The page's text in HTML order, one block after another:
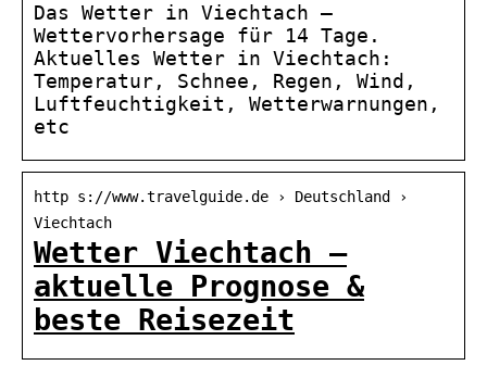
Das Wetter in Viechtach –
Wettervorhersage für 14 Tage.
Aktuelles Wetter in Viechtach:
Temperatur, Schnee, Regen, Wind,
Luftfeuchtigkeit, Wetterwarnungen,
etc
http s://www.travelguide.de › Deutschland ›
Viechtach
Wetter Viechtach –
aktuelle Prognose &
beste Reisezeit